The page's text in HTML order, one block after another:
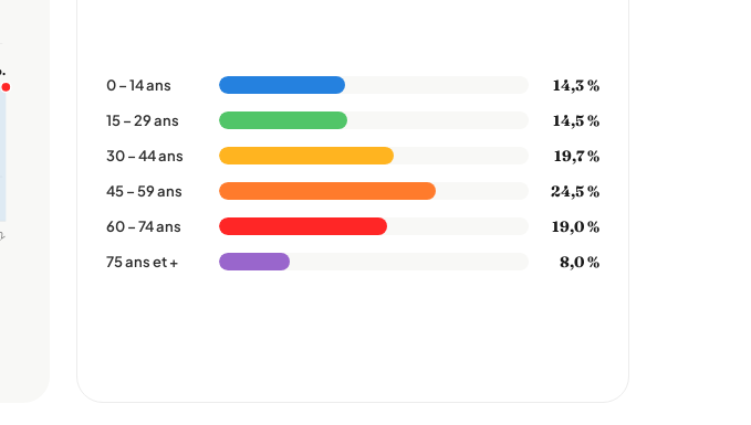
0 – 14 ans 14,3 %
15 – 29 ans 14,5 %
30 – 44 ans 19,7 %
45 – 59 ans 24,5 %
60 – 74 ans 19,0 %
75 ans et + 8,0 %